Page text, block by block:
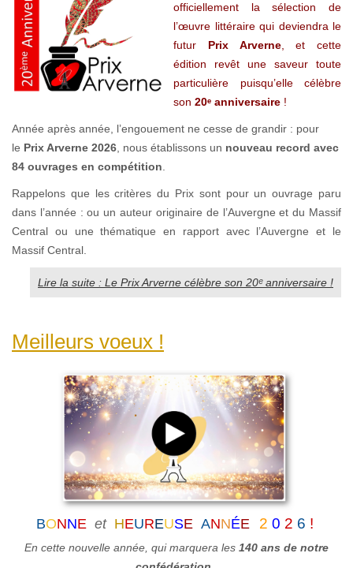
officiellement la sélection de
l’œuvre littéraire qui deviendra le
futur Prix Arverne, et cette
édition revêt une saveur toute
particulière puisqu’elle célèbre
son 20ᵉ anniversaire !
Année après année, l’engouement ne cesse de grandir : pour
le Prix Arverne 2026, nous établissons un nouveau record avec
84 ouvrages en compétition.
Rappelons que les critères du Prix sont pour un ouvrage paru
dans l’année : ou un auteur originaire de l’Auvergne et du Massif
Central ou une thématique en rapport avec l’Auvergne et le
Massif Central.
Lire la suite : Le Prix Arverne célèbre son 20ᵉ anniversaire !
Meilleurs voeux !
BONNE et HEUREUSE ANNÉE 2 0 2 6 !
En cette nouvelle année, qui marquera les 140 ans de notre